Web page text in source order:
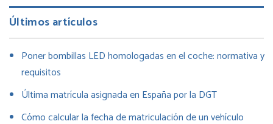
Últimos artículos
Poner bombillas LED homologadas en el coche: normativa y
requisitos
Última matrícula asignada en España por la DGT
Cómo calcular la fecha de matriculación de un vehículo